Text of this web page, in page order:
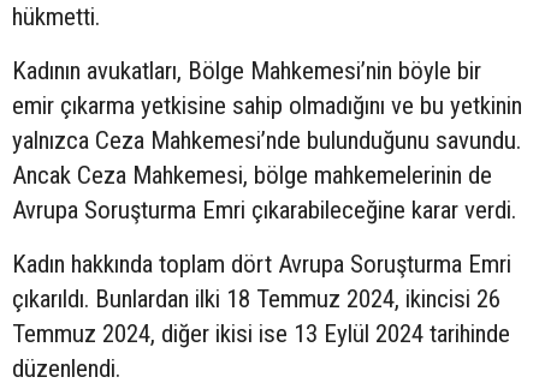
hükmetti.
Kadının avukatları, Bölge Mahkemesi’nin böyle bir
emir çıkarma yetkisine sahip olmadığını ve bu yetkinin
yalnızca Ceza Mahkemesi’nde bulunduğunu savundu.
Ancak Ceza Mahkemesi, bölge mahkemelerinin de
Avrupa Soruşturma Emri çıkarabileceğine karar verdi.
Kadın hakkında toplam dört Avrupa Soruşturma Emri
çıkarıldı. Bunlardan ilki 18 Temmuz 2024, ikincisi 26
Temmuz 2024, diğer ikisi ise 13 Eylül 2024 tarihinde
düzenlendi.